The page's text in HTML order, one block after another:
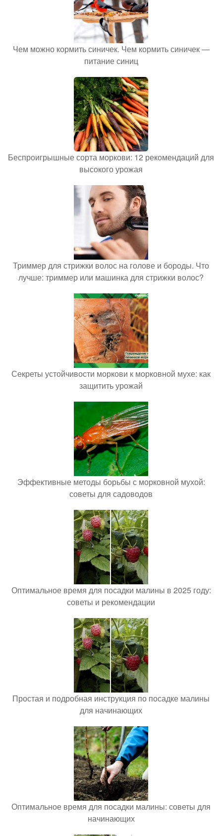
Чем можно кормить синичек. Чем кормить синичек —
питание синиц
Беспроигрышные сорта моркови: 12 рекомендаций для
высокого урожая
Триммер для стрижки волос на голове и бороды. Что
лучше: триммер или машинка для стрижки волос?
Секреты устойчивости моркови к морковной мухе: как
защитить урожай
Эффективные методы борьбы с морковной мухой:
советы для садоводов
Оптимальное время для посадки малины в 2025 году:
советы и рекомендации
Простая и подробная инструкция по посадке малины
для начинающих
Оптимальное время для посадки малины: советы для
начинающих